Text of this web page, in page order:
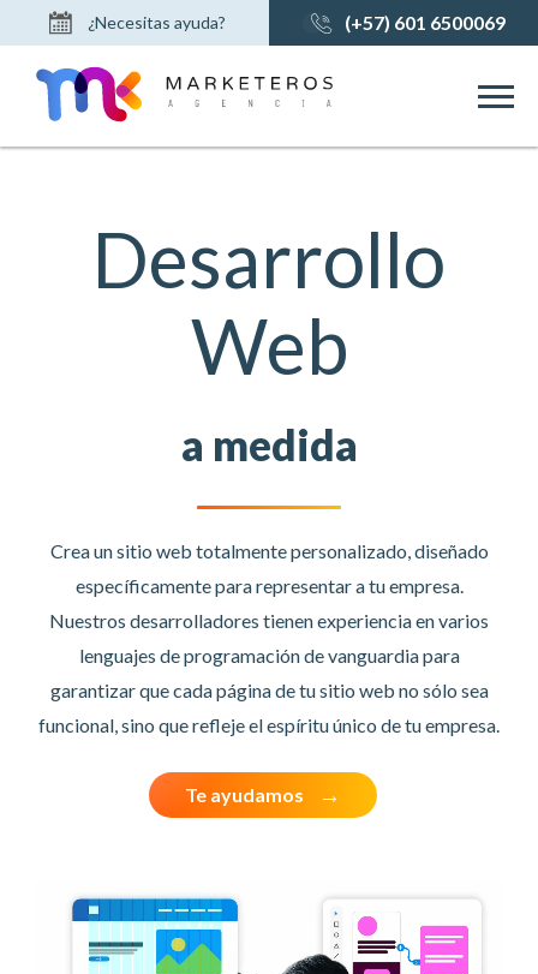
¿Necesitas ayuda?
Contáctanos
Soporte Técnico
(+57) 601 6500069
Desarrollo
Web
a medida
Crea un sitio web totalmente personalizado, diseñado
específicamente para representar a tu empresa.
Nuestros desarrolladores tienen experiencia en varios
lenguajes de programación de vanguardia para
garantizar que cada página de tu sitio web no sólo sea
funcional, sino que refleje el espíritu único de tu empresa.
Te ayudamos